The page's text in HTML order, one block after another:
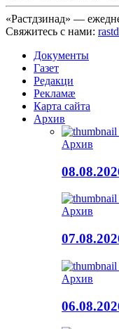
«Растдзинад» —
Свяжитесь с нами:
Документы
Газет
Редакци
Рекламæ
Карта сайта
Архив
Архив
Архив
Архив